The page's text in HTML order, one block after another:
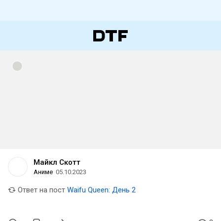
Майкл Скотт
Аниме 05.10.2023
Ответ на пост Waifu Queen: День 2